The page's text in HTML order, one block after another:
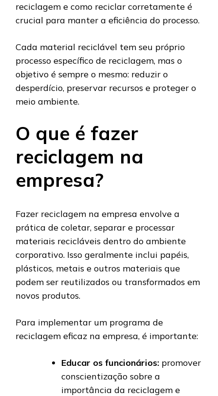
reciclagem e como reciclar corretamente é
crucial para manter a eficiência do processo.
Cada material reciclável tem seu próprio
processo específico de reciclagem, mas o
objetivo é sempre o mesmo: reduzir o
desperdício, preservar recursos e proteger o
meio ambiente.
O que é fazer
reciclagem na
empresa?
Fazer reciclagem na empresa envolve a
prática de coletar, separar e processar
materiais recicláveis dentro do ambiente
corporativo. Isso geralmente inclui papéis,
plásticos, metais e outros materiais que
podem ser reutilizados ou transformados em
novos produtos.
Para implementar um programa de
reciclagem eficaz na empresa, é importante:
Educar os funcionários: promover
conscientização sobre a
importância da reciclagem e